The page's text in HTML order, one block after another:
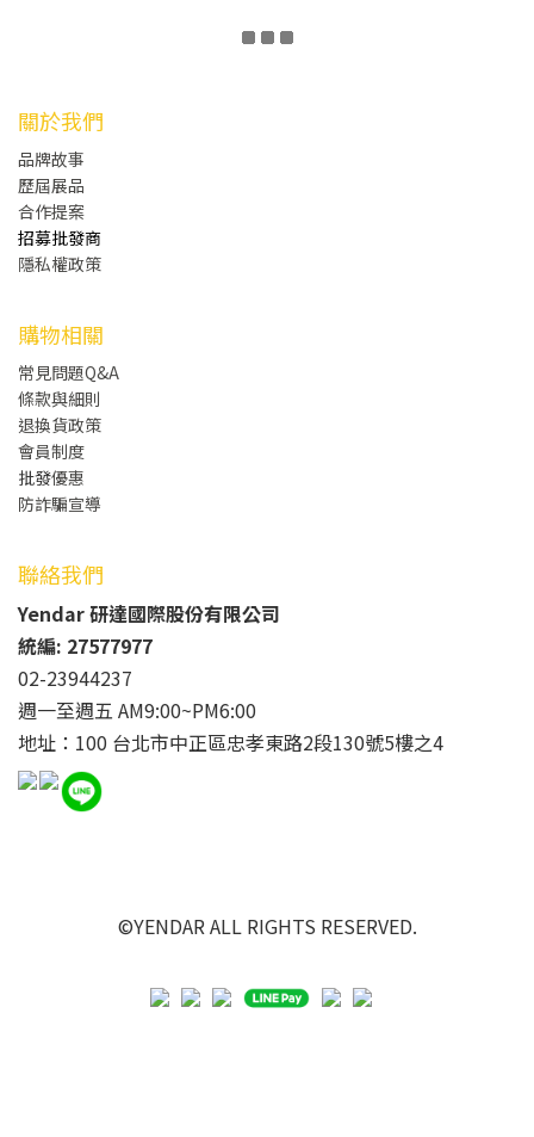
關於我們
品牌故事
歷屆展品
合作提案
招募批發商
隱私權政策
購物相關
常見問題Q&A
條款與細則
退換貨政策
會員制度
批發優惠
防詐騙宣導
聯絡我們
Yendar 研達國際股份有限公司
統編: 27577977
02-23944237
週一至週五 AM9:00~PM6:00
地址：100 台北市中正區忠孝東路2段130號5樓之4
©YENDAR ALL RIGHTS RESERVED.